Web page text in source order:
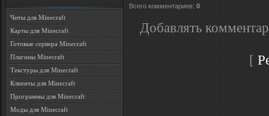
Читы для Minecraft
Карты для Minecraft
Готовые сервера Minecraft
Плагины Minecraft
Текстуры для Minecraft
Клиенты для Minecraft
Программы для Minecraft
Моды для Minecraft
Всего комментариев: 0
Добавлять
[